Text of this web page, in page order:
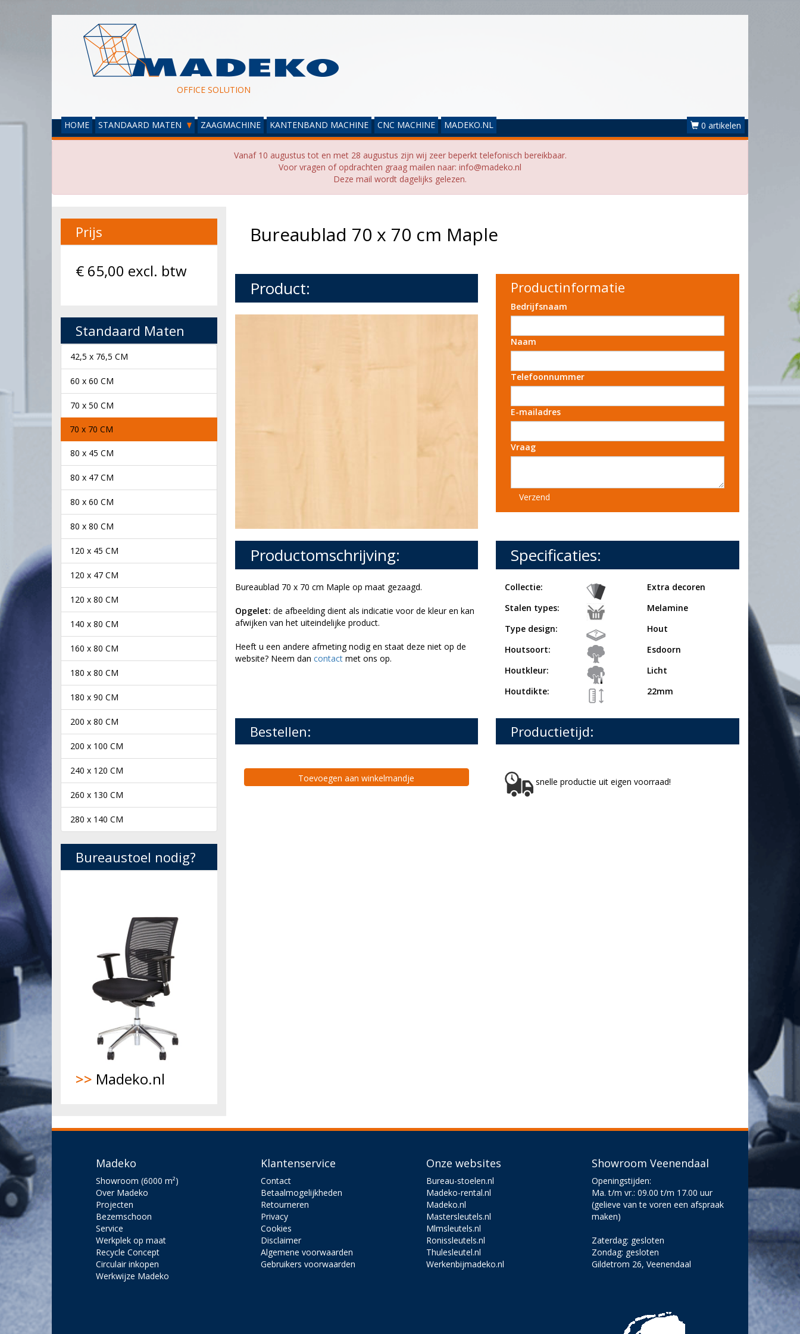
OFFICE SOLUTION
HOME STANDAARD MATEN ZAAGMACHINE KANTENBAND MACHINE CNC MACHINE MADEKO.NL 0 artikelen
Vanaf 10 augustus tot en met 28 augustus zijn wij zeer beperkt telefonisch bereikbaar.
Voor vragen of opdrachten graag mailen naar: info@madeko.nl
Deze mail wordt dagelijks gelezen.
Bureaublad 70 x 70 cm Maple
Product: Productinformatie
Bedrijfsnaam
Naam
Telefoonnummer
E-mailadres
Vraag
Verzend
Productomschrijving:
Bureaublad 70 x 70 cm Maple op maat gezaagd.
Opgelet: de afbeelding dient als indicatie voor de kleur en kan
afwijken van het uiteindelijke product.
Heeft u een andere afmeting nodig en staat deze niet op de
website? Neem dan contactmet ons op.
Specificaties:
Collectie:
Extra decoren
Stalen types:
Melamine
Type design:
Hout
Houtsoort:
Esdoorn
Houtkleur:
Licht
Houtdikte:
22mm
Bestellen:
Toevoegen aan winkelmandje
Productietijd:
snelle productie uit eigen voorraad!
Prijs
€ 65,00 excl. btw
Standaard Maten
42,5 x 76,5 CM
60 x 60 CM
70 x 50 CM
70 x 70 CM
80 x 45 CM
80 x 47 CM
80 x 60 CM
80 x 80 CM
120 x 45 CM
120 x 47 CM
120 x 80 CM
140 x 80 CM
160 x 80 CM
180 x 80 CM
180 x 90 CM
200 x 80 CM
200 x 100 CM
240 x 120 CM
260 x 130 CM
280 x 140 CM
Bureaustoel nodig?
>> Madeko.nl
Madeko
Showroom (6000 m²)
Over Madeko
Projecten
Bezemschoon
Service
Werkplek op maat
Recycle Concept
Circulair inkopen
Werkwijze Madeko
Klantenservice
Contact
Betaalmogelijkheden
Retourneren
Privacy
Cookies
Disclaimer
Algemene voorwaarden
Gebruikers voorwaarden
Onze websites
Bureau-stoelen.nl
Madeko-rental.nl
Madeko.nl
Mastersleutels.nl
Mlmsleutels.nl
Ronissleutels.nl
Thulesleutel.nl
Werkenbijmadeko.nl
Showroom Veenendaal
Openingstijden:
Ma. t/m vr.: 09.00 t/m 17.00 uur
(gelieve van te voren een afspraak
maken)
Zaterdag: gesloten
Zondag: gesloten
Gildetrom 26, Veenendaal